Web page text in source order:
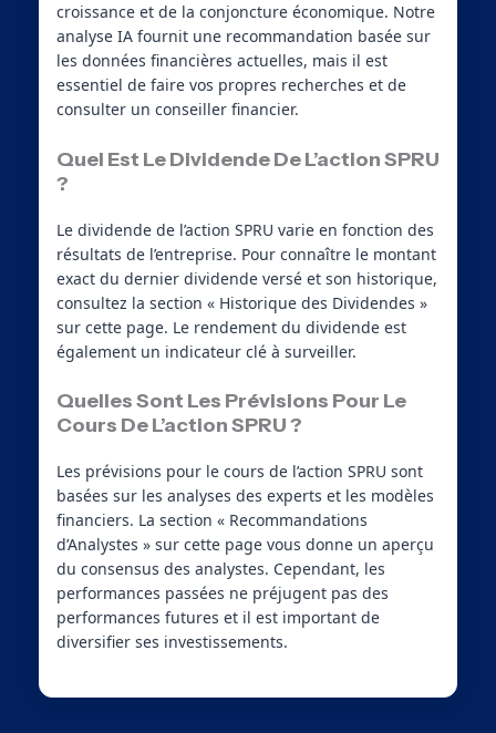
croissance et de la conjoncture économique. Notre
analyse IA fournit une recommandation basée sur
les données financières actuelles, mais il est
essentiel de faire vos propres recherches et de
consulter un conseiller financier.
Quel Est Le Dividende De L’action SPRU
?
Le dividende de l’action SPRU varie en fonction des
résultats de l’entreprise. Pour connaître le montant
exact du dernier dividende versé et son historique,
consultez la section « Historique des Dividendes »
sur cette page. Le rendement du dividende est
également un indicateur clé à surveiller.
Quelles Sont Les Prévisions Pour Le
Cours De L’action SPRU ?
Les prévisions pour le cours de l’action SPRU sont
basées sur les analyses des experts et les modèles
financiers. La section « Recommandations
d’Analystes » sur cette page vous donne un aperçu
du consensus des analystes. Cependant, les
performances passées ne préjugent pas des
performances futures et il est important de
diversifier ses investissements.